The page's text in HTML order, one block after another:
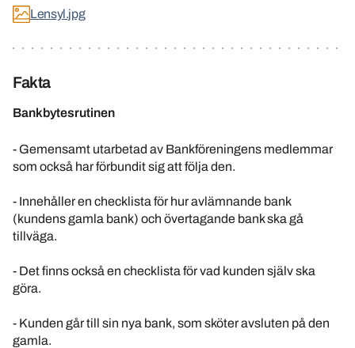
Lensyl.jpg
Fakta
Bankbytesrutinen
- Gemensamt utarbetad av Bankföreningens medlemmar
som också har förbundit sig att följa den.
- Innehåller en checklista för hur avlämnande bank
(kundens gamla bank) och övertagande bank ska gå
tillväga.
- Det finns också en checklista för vad kunden själv ska
göra.
- Kunden går till sin nya bank, som sköter avsluten på den
gamla.